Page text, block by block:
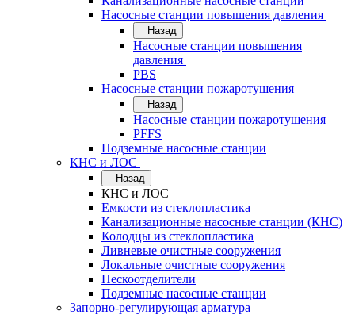
Насосные станции повышения давления
Назад
Насосные станции повышения
давления
PBS
Насосные станции пожаротушения
Назад
Насосные станции пожаротушения
PFFS
Подземные насосные станции
КНС и ЛОС
Назад
КНС и ЛОС
Емкости из стеклопластика
Канализационные насосные станции (КНС)
Колодцы из стеклопластика
Ливневые очистные сооружения
Локальные очистные сооружения
Пескоотделители
Подземные насосные станции
Запорно-регулирующая арматура